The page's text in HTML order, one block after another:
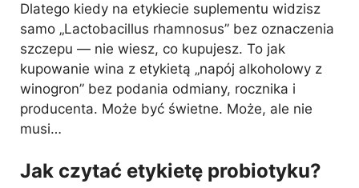
Dlatego kiedy na etykiecie suplementu widzisz
samo „Lactobacillus rhamnosus” bez oznaczenia
szczepu — nie wiesz, co kupujesz. To jak
kupowanie wina z etykietą „napój alkoholowy z
winogron” bez podania odmiany, rocznika i
producenta. Może być świetne. Może, ale nie
musi…
Jak czytać etykietę probiotyku?